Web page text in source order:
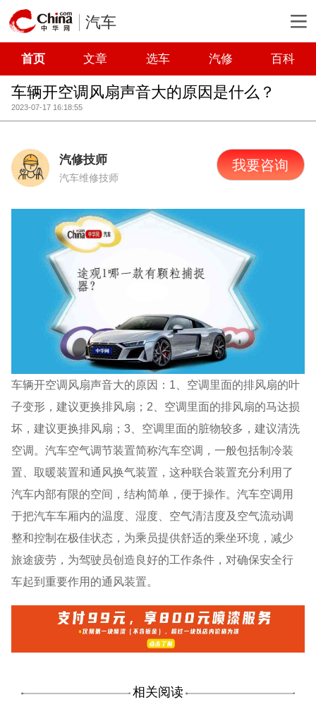
汽车
首页 文章 选车 汽修 百科
车辆开空调风扇声音大的原因是什么？
2023-07-17 16:18:55
汽修技师
汽车维修技师
我要咨询
车辆开空调风扇声音大的原因：1、空调里面的排风扇的叶
子变形，建议更换排风扇；2、空调里面的排风扇的马达损
坏，建议更换排风扇；3、空调里面的脏物较多，建议清洗
空调。汽车空气调节装置简称汽车空调，一般包括制冷装
置、取暖装置和通风换气装置，这种联合装置充分利用了
汽车内部有限的空间，结构简单，便于操作。汽车空调用
于把汽车车厢内的温度、湿度、空气清洁度及空气流动调
整和控制在极佳状态，为乘员提供舒适的乘坐环境，减少
旅途疲劳，为驾驶员创造良好的工作条件，对确保安全行
车起到重要作用的通风装置。
相关阅读